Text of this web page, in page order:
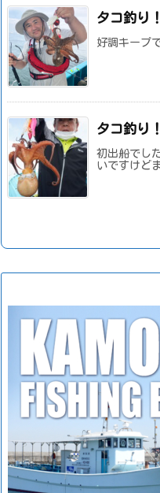
タコ釣り！
好調キープ
タコ釣り！
初出船でし
いですけど